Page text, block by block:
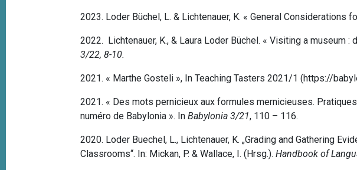
2023. Loder Büchel, L. & Lichtenauer, K. « General
2022. Lichtenauer, K., & Laura Loder Büchel. « Visiting a museum :
3/22, 8-10.
2021. « Marthe Gosteli », In Teaching Tasters 2021/1 (https://
2021. « Des mots pernicieux aux formules mernicieuses.
numéro de Babylonia ». InBabylonia 3/21, 110 – 116.
2020. Loder Buechel, L., Lichtenauer, K. „Grading and Gathering
Classrooms“. In: Mickan, P. & Wallace, I. (Hrsg.).Handbook of